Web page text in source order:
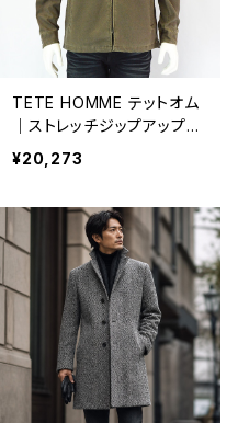
TETE HOMME テットオム
｜ストレッチジップアップブ
ルゾン メンズ 1025557031
カーキー
¥20,273